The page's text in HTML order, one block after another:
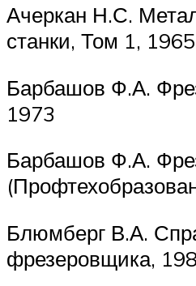
Ачеркан Н.С.
станки, Том 1, 1965
Барбашов Ф.А.
1973
Барбашов Ф.А.
Блюмберг В.А.
фрезеровщика,